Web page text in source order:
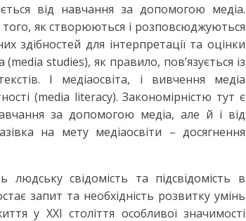
від навчання за допомогою медіа.
того, як створюються і розповсюджуються
здібностей для інтерпретації та оцінки
studies), як правило, пов’язується із
І медіаосвіта, і вивчення медіа
(media literacy). Закономірністю тут є
за допомогою медіа, але й і від
на мету медіаосвіти – досягнення
людську свідомість та підсвідомість в
запит та необхідність розвитку умінь
у ХХІ століття особливої значимості